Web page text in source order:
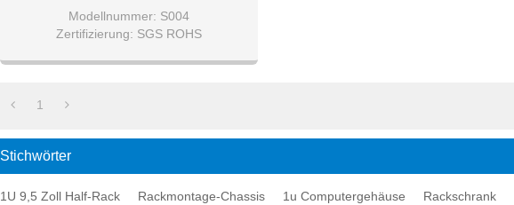
Cabinet
Modellnummer: S004
Zertifizierung: SGS ROHS
perlenwolle mit umkarton paket.
1
Stichwörter
1U 9,5 Zoll Half-Rack Rackmontage-Chassis 1u Computergehäuse
Rackschrank